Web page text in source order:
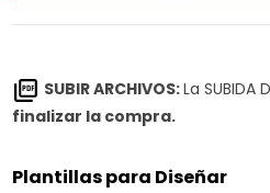
SUBIR ARCHIVOS:La SUBIDA
finalizar la compra.
Plantillas para Diseñar